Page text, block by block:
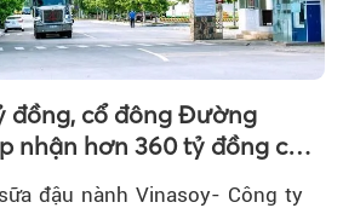
đồng, cổ đông Đường
nhận hơn 360 tỷ đồng cổ
đậu nành Vinasoy- Công ty